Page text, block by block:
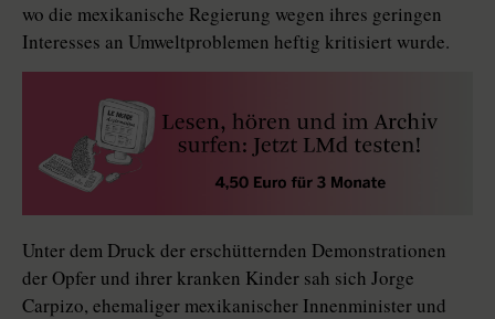
wo die mexikanische Regierung wegen ihres geringen
Interesses an Umweltproblemen heftig kritisiert wurde.
Unter dem Druck der erschütternden Demonstrationen
der Opfer und ihrer kranken Kinder sah sich Jorge
Carpizo, ehemaliger mexikanischer Innenminister und